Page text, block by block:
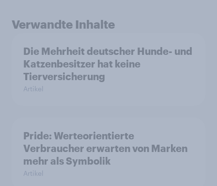
Verwandte Inhalte
Die Mehrheit deutscher Hunde- und
Katzenbesitzer hat keine
Tierversicherung
Artikel
Pride: Werteorientierte
Verbraucher erwarten von Marken
mehr als Symbolik
Artikel